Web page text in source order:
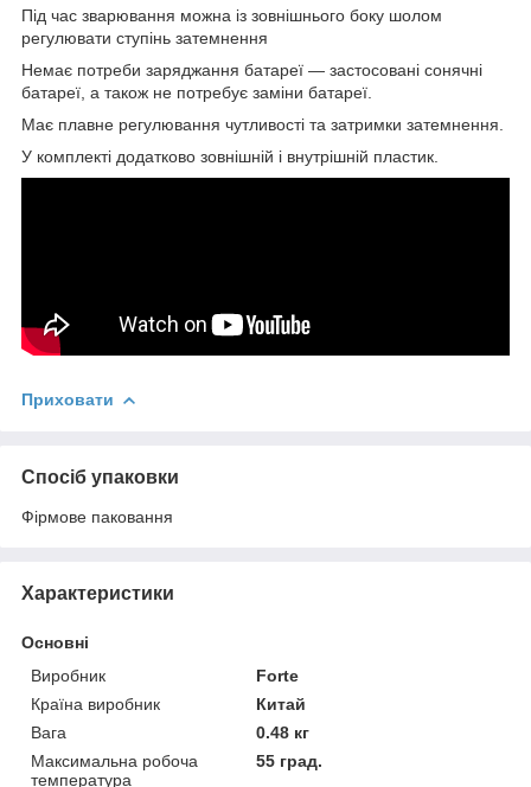
Під час зварювання можна із зовнішнього боку шолом
регулювати ступінь затемнення
Немає потреби заряджання батареї — застосовані сонячні
батареї, а також не потребує заміни батареї.
Має плавне регулювання чутливості та затримки затемнення.
У комплекті додатково зовнішній і внутрішній пластик.
Приховати
Спосіб упаковки
Фірмове паковання
Характеристики
Основні
Виробник
Forte
Країна виробник
Китай
Вага
0.48 кг
Максимальна робоча
температура
55 град.